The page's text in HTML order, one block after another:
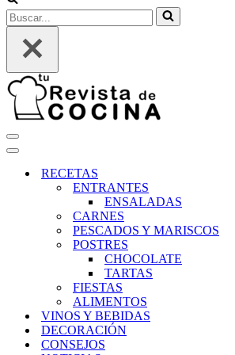
Buscar...
Menú
de
Menú
navegaciónRECETAS
ENTRANTES
ENSALADAS
CARNES
PESCADOS Y MARISCOS
POSTRES
CHOCOLATE
TARTAS
FIESTAS
ALIMENTOS
VINOS Y BEBIDAS
DECORACIÓN
CONSEJOS